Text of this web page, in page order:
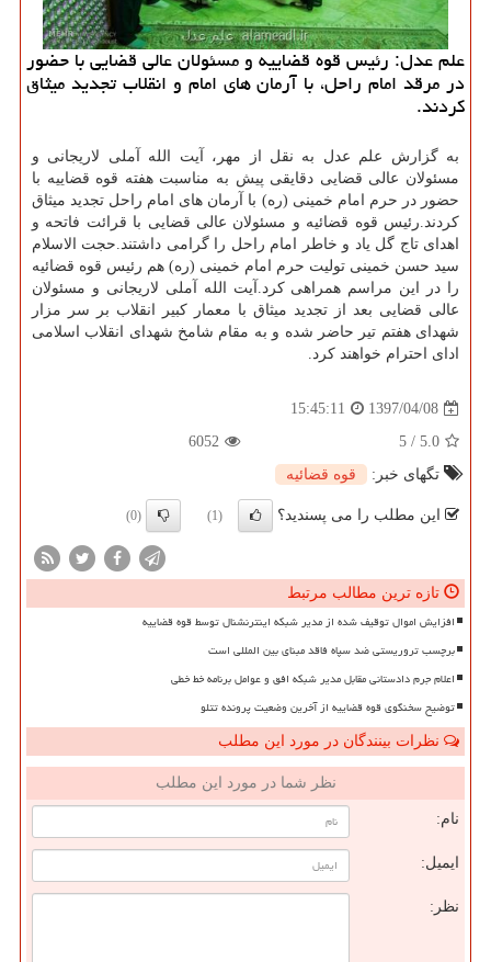
علم عدل: رئیس قوه قضاییه و مسئولان عالی قضایی با حضور
در مرقد امام راحل، با آرمان های امام و انقلاب تجدید میثاق
كردند.
به گزارش علم عدل به نقل از مهر، آیت الله آملی لاریجانی و
مسئولان عالی قضایی دقایقی پیش به مناسبت هفته قوه قضاییه با
حضور در حرم امام خمینی (ره) با آرمان های امام راحل تجدید میثاق
كردند.رئیس قوه قضائیه و مسئولان عالی قضایی با قرائت فاتحه و
اهدای تاج گل یاد و خاطر امام راحل را گرامی داشتند.حجت الاسلام
سید حسن خمینی تولیت حرم امام خمینی (ره) هم رئیس قوه قضائیه
را در این مراسم همراهی كرد.آیت الله آملی لاریجانی و مسئولان
عالی قضایی بعد از تجدید میثاق با معمار كبیر انقلاب بر سر مزار
شهدای هفتم تیر حاضر شده و به مقام شامخ شهدای انقلاب اسلامی
ادای احترام خواهند كرد.
1397/04/08
15:45:11
5.0
/
5
6052
تگهای خبر:
قوه قضائیه
این مطلب را می پسندید؟ (1)
(0)
تازه ترین مطالب مرتبط
افزایش اموال توقیف شده از مدیر شبکه اینترنشنال توسط قوه قضاییه
برچسب تروریستی ضد سپاه فاقد مبنای بین المللی است
اعلام جرم دادستانی مقابل مدیر شبکه افق و عوامل برنامه خط خطی
توضیح سخنگوی قوه قضاییه از آخرین وضعیت پرونده تتلو
نظرات بینندگان در مورد این مطلب
نظر شما در مورد این مطلب
نام:
ایمیل:
نظر: